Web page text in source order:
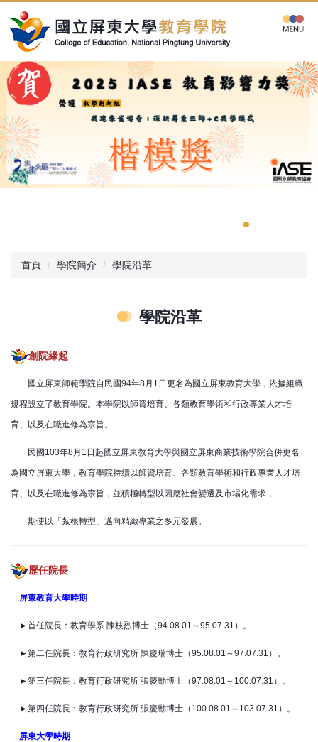
到
主
內
容
區
首頁 學院簡介 學院沿革
學院沿革
創院緣起
國立屏東師範學院自民國94年8月1日更名為國立屏東教育大學，依據組織
規程設立了教育學院。本學院以師資培育、各類教育學術和行政專業人才培
育、以及在職進修為宗旨。
民國103年8月1日起國立屏東教育大學與國立屏東商業技術學院合併更名
為國立屏東大學，教育學院持續以師資培育、各類教育學術和行政專業人才培
育、以及在職進修為宗旨，並積極轉型以因應社會變遷及市場化需求，
期使以「紮根轉型」邁向精緻專業之多元發展。
歷任院長
屏東教育大學時期
►首任院長：教育學系 陳枝烈博士（94.08.01～95.07.31）。
►第二任院長：教育行政研究所 陳慶瑞博士（95.08.01～97.07.31）。
►第三任院長：教育行政研究所 張慶勳博士（97.08.01～100.07.31）。
►第四任院長：教育行政研究所 張慶勳博士（100.08.01～103.07.31）。
屏東大學時期